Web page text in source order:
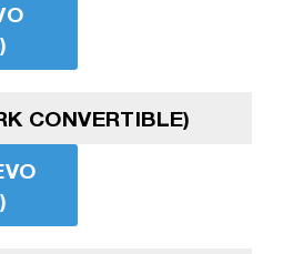
CONVERTIBLE)